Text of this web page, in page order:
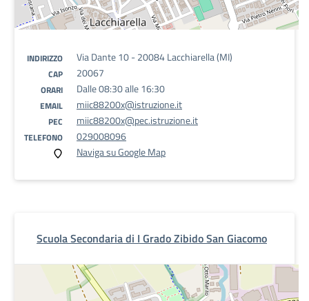
INDIRIZZO Via Dante 10 - 20084 Lacchiarella (MI)
CAP 20067
ORARI Dalle 08:30 alle 16:30
EMAIL miic88200x@istruzione.it
PEC miic88200x@pec.istruzione.it
TELEFONO
029008096
Naviga su Google Map
Scuola Secondaria di I Grado Zibido San Giacomo